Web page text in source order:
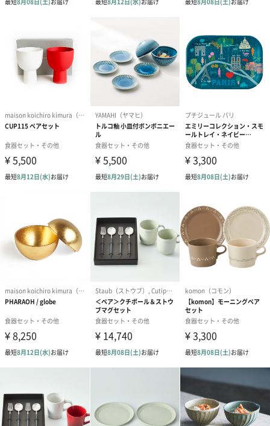
天然素材の美しさと、卓越した職人の技をより深く鮮明に伝える
付ける食材を引き立てる自然の風合い、デザイン性だけにとらわ
れることなく、普段使いとしてさまざまなシーンに溶け込む、今
までにないナチュラルテーブルウェアを提案します。
商品詳細情報
原材料
天然孟宗竹
本体サイズ
直径216mm×高さ14mm
縦260mm×横260mm×高さ100mm
本体重量
260g
外装を含めた
パッケージ内
同梱物
保証書兼取扱説明書
原産国
木地：中国
仕上げ・塗り：日本
※全工程 自社工場にて製造
特記事項
・食洗機対応
※ 研磨剤・漂白剤等が含まれた食洗機用洗剤はご使
用できません。
・耐熱温度：70℃以下
・6か月間のメーカー保証